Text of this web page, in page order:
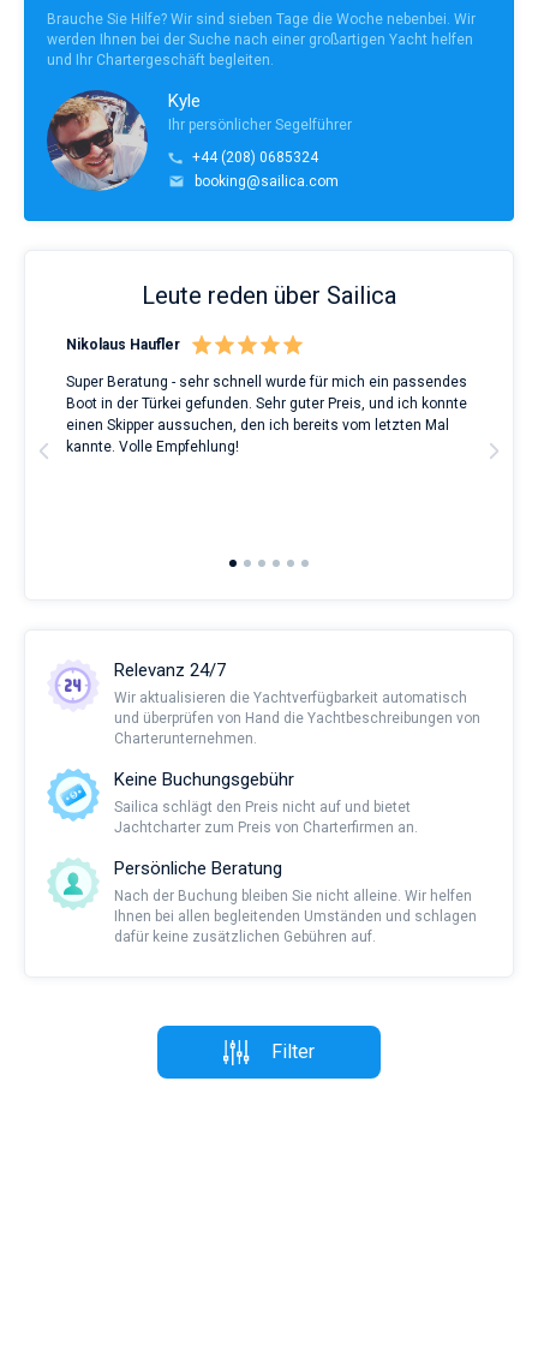
Brauche Sie Hilfe? Wir sind sieben Tage die Woche nebenbei. Wir
werden Ihnen bei der Suche nach einer großartigen Yacht helfen
und Ihr Chartergeschäft begleiten.
Kyle
Ihr persönlicher Segelführer
+44 (208) 0685324
booking@sailica.com
Leute reden über Sailica
Nikolaus Haufler
Super Beratung - sehr schnell wurde für mich ein passendes
Boot in der Türkei gefunden. Sehr guter Preis, und ich konnte
einen Skipper aussuchen, den ich bereits vom letzten Mal
kannte. Volle Empfehlung!
Relevanz 24/7
Wir aktualisieren die Yachtverfügbarkeit automatisch
und überprüfen von Hand die Yachtbeschreibungen von
Charterunternehmen.
Keine Buchungsgebühr
Sailica schlägt den Preis nicht auf und bietet
Jachtcharter zum Preis von Charterfirmen an.
Persönliche Beratung
Nach der Buchung bleiben Sie nicht alleine. Wir helfen
Ihnen bei allen begleitenden Umständen und schlagen
dafür keine zusätzlichen Gebühren auf.
Filter